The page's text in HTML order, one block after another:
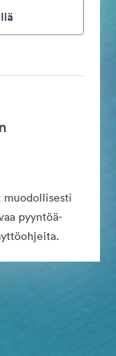
muodollisesti
pyyntöä-